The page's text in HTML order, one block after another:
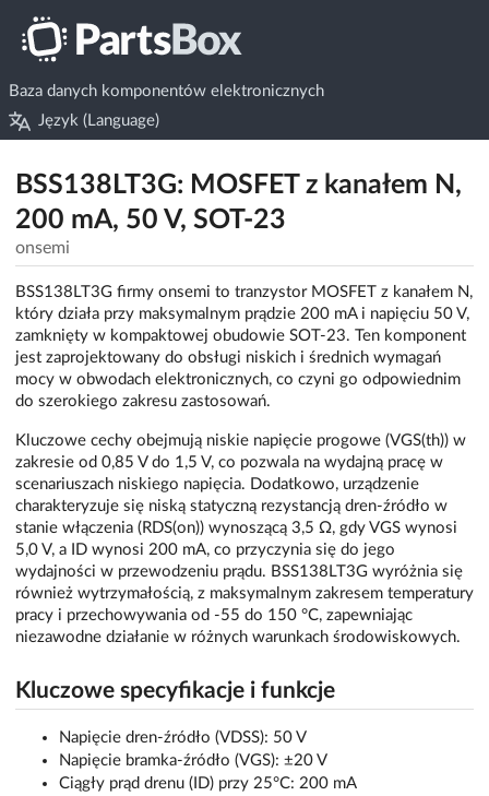
Baza danych komponentów elektronicznych
Język (Language)
BSS138LT3G: MOSFET z kanałem N,
200 mA, 50 V, SOT-23
onsemi
BSS138LT3G firmy onsemi to tranzystor MOSFET z kanałem N,
który działa przy maksymalnym prądzie 200 mA i napięciu 50 V,
zamknięty w kompaktowej obudowie SOT-23. Ten komponent
jest zaprojektowany do obsługi niskich i średnich wymagań
mocy w obwodach elektronicznych, co czyni go odpowiednim
do szerokiego zakresu zastosowań.
Kluczowe cechy obejmują niskie napięcie progowe (VGS(th)) w
zakresie od 0,85 V do 1,5 V, co pozwala na wydajną pracę w
scenariuszach niskiego napięcia. Dodatkowo, urządzenie
charakteryzuje się niską statyczną rezystancją dren-źródło w
stanie włączenia (RDS(on)) wynoszącą 3,5 Ω, gdy VGS wynosi
5,0 V, a ID wynosi 200 mA, co przyczynia się do jego
wydajności w przewodzeniu prądu. BSS138LT3G wyróżnia się
również wytrzymałością, z maksymalnym zakresem temperatury
pracy i przechowywania od -55 do 150 °C, zapewniając
niezawodne działanie w różnych warunkach środowiskowych.
Kluczowe specyfikacje i funkcje
Napięcie dren-źródło (VDSS): 50 V
Napięcie bramka-źródło (VGS): ±20 V
Ciągły prąd drenu (ID) przy 25°C: 200 mA